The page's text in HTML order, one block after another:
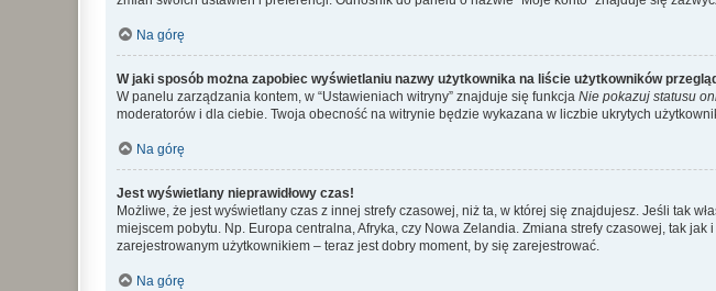
Na górę
W jaki sposób można zapobiec wyświetlaniu nazwy użytkownika na liście użytkowników
W panelu zarządzania kontem, w “Ustawieniach witryny” znajduje się funkcja Nie pokazuj statusu
moderatorów i dla ciebie. Twoja obecność na witrynie będzie wykazana w liczbie ukrytych
Na górę
Jest wyświetlany nieprawidłowy czas!
Możliwe, że jest wyświetlany czas z innej strefy czasowej, niż ta, w której się znajdujesz. Jeśli tak
miejscem pobytu. Np. Europa centralna, Afryka, czy Nowa Zelandia. Zmiana strefy czasowej, tak
zarejestrowanym użytkownikiem – teraz jest dobry moment, by się zarejestrować.
Na górę